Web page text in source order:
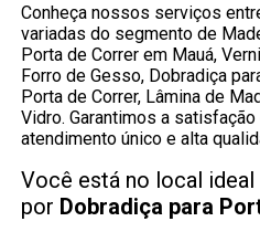
Conheça nossos serviços
variadas do segmento de
Porta de Correr em Mauá,
Forro de Gesso, Dobradiça
Porta de Correr, Lâmina de
Vidro. Garantimos a
atendimento único e alta
Você está no local
por Dobradiça para